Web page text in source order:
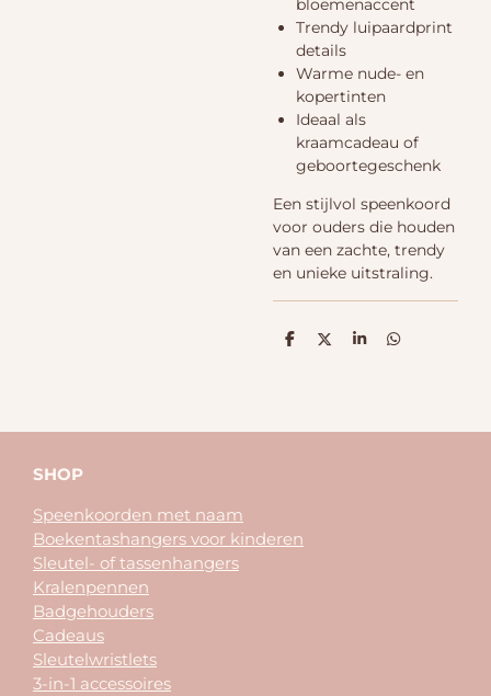
bloemenaccent
Trendy luipaardprint
details
Warme nude- en
kopertinten
Ideaal als
kraamcadeau of
geboortegeschenk
Een stijlvol speenkoord
voor ouders die houden
van een zachte, trendy
en unieke uitstraling.
D
D
S
D
SHOP
Speenkoorden met naam
Boekentashangers voor kinderen
Sleutel- of tassenhangers
Kralenpennen
Badgehouders
Cadeaus
Sleutelwristlets
3-in-1 accessoires